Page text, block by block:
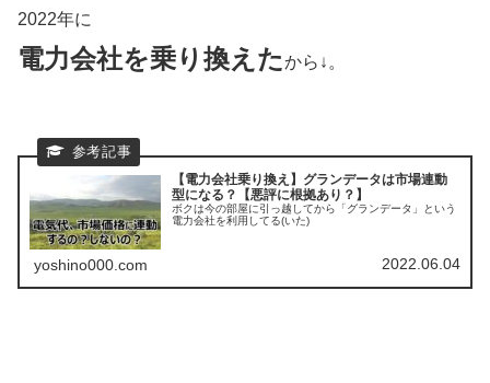
2022年に
電力会社を乗り換えたから↓。
【電力会社乗り換え】グランデータは市場連動
型になる？【悪評に根拠あり？】
ボクは今の部屋に引っ越してから「グランデータ」という
電力会社を利用してる(いた)
yoshino000.com 2022.06.04